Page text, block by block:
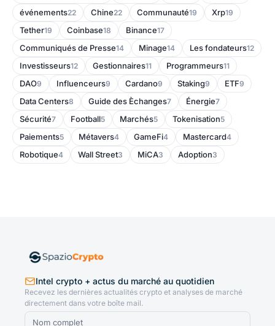
événements22 Chine22 Communauté19 Xrp19
Tether19 Coinbase18 Binance17
Communiqués de Presse14 Minage14 Les fondateurs12
Investisseurs12 Gestionnaires11 Programmeurs11
DAO9 Influenceurs9 Cardano9 Staking9 ETF9
Data Centers8 Guide des Èchanges7 Énergie7
Sécurité7 Football5 Marchés5 Tokenisation5
Paiements5 Métavers4 GameFi4 Mastercard4
Robotique4 Wall Street3 MiCA3 Adoption3
Intel crypto + actus du marché au quotidien
Recevez les dernières actualités crypto et analyses de marché
directement dans votre boîte mail.